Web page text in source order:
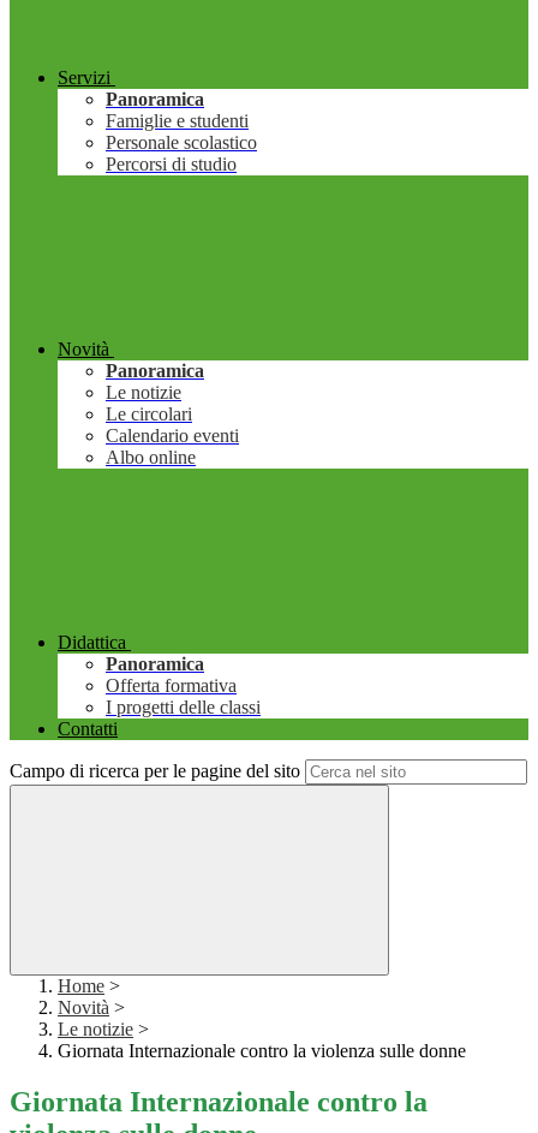
Servizi
Panoramica
Famiglie e studenti
Personale scolastico
Percorsi di studio
Novità
Panoramica
Le notizie
Le circolari
Calendario eventi
Albo online
Didattica
Panoramica
Offerta formativa
I progetti delle classi
Contatti
Campo di ricerca per le pagine del sito
Home >
Novità >
Le notizie >
Giornata Internazionale contro la violenza sulle donne
Giornata Internazionale contro la